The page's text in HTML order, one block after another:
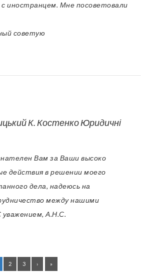
иностранцем. Мне посоветовали
советую
К. Костенко Юридичні
Вам за Ваши высоко
действия в решении моего
дела, надеюсь на
между нашими
уважением, А.Н.С.
2 3 › »